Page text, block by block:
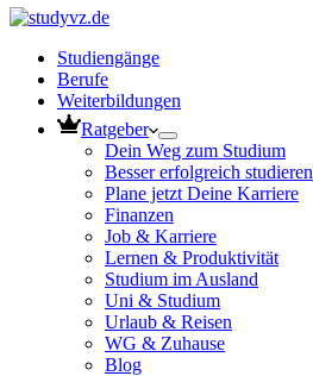
Studiengänge
Berufe
Weiterbildungen
Ratgeber
Dein Weg zum Studium
Besser erfolgreich studieren
Plane jetzt Deine Karriere
Finanzen
Job & Karriere
Lernen & Produktivität
Studium im Ausland
Uni & Studium
Urlaub & Reisen
WG & Zuhause
Blog